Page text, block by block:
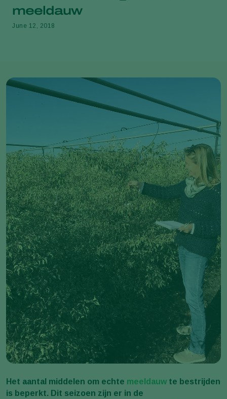
meeldauw
June 12, 2018
Het aantal middelen om echte meeldauw te bestrijden
is beperkt. Dit seizoen zijn er in de